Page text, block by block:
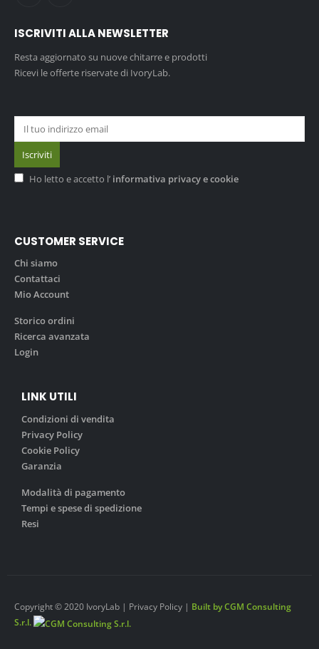
ISCRIVITI ALLA NEWSLETTER
Resta aggiornato su nuove chitarre e prodotti
Ricevi le offerte riservate di IvoryLab.
Ho letto e accetto l’ informativa privacy e cookie
CUSTOMER SERVICE
Chi siamo
Contattaci
Mio Account
Storico ordini
Ricerca avanzata
Login
LINK UTILI
Condizioni di vendita
Privacy Policy
Cookie Policy
Garanzia
Modalità di pagamento
Tempi e spese di spedizione
Resi
Copyright © 2020 IvoryLab | Privacy Policy | Built by CGM Consulting
S.r.l.